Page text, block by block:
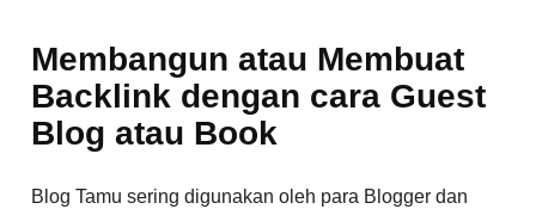
Membangun atau Membuat
Backlink dengan cara Guest
Blog atau Book
Blog Tamu sering digunakan oleh para Blogger dan